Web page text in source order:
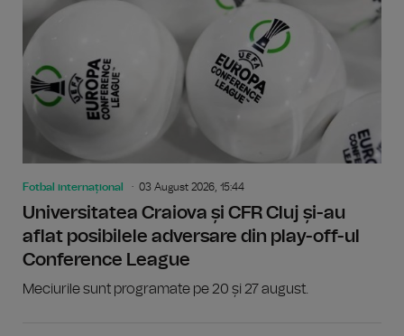
Fotbal internațional 03 August 2026, 15:44
Universitatea Craiova și CFR Cluj și-au
aflat posibilele adversare din play-off-ul
Conference League
Meciurile sunt programate pe 20 și 27 august.